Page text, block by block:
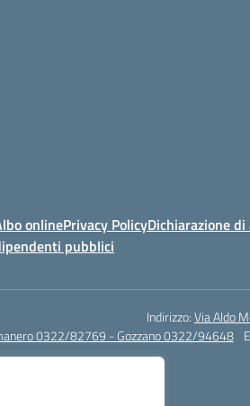
onlinePrivacy PolicyDichiarazione
pubblici
Indirizzo:Via Aldo
0322/82769 - Gozzano 0322/94648